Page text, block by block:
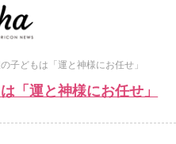
子どもは「運と神様にお任せ」
「運と神様にお任せ」